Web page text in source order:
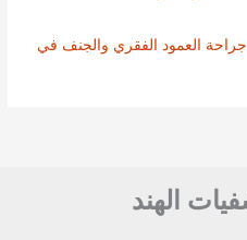
جراحة العمود الفقري والجنف في
الهند